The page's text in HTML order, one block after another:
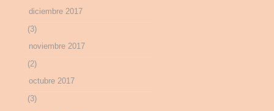
diciembre 2017
(3)
noviembre 2017
(2)
octubre 2017
(3)